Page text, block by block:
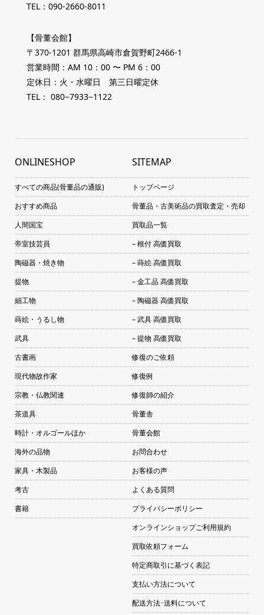
TEL：090-2660-8011
【骨董会館】
〒370-1201 群馬県高崎市倉賀野町2466-1
営業時間：AM 10：00 〜 PM 6：00
定休日：火・水曜日 第三日曜定休
TEL： 080−7933−1122
ONLINESHOP
すべての商品(骨董品の通販)
おすすめ商品
人間国宝
帝室技芸員
陶磁器・焼き物
提物
細工物
蒔絵・うるし物
武具
古書画
現代物故作家
宗教・仏教関連
茶道具
時計・オルゴールほか
海外の品物
家具・木製品
考古
書籍
SITEMAP
トップページ
骨董品・古美術品の買取査定・売却
買取品一覧
– 根付 高価買取
– 蒔絵 高価買取
– 金工品 高価買取
– 陶磁器 高価買取
– 武具 高価買取
– 提物 高価買取
修復のご依頼
修復例
修復師の紹介
骨董舎
骨董会館
お問合わせ
お客様の声
よくある質問
プライバシーポリシー
オンラインショップご利用規約
買取依頼フォーム
特定商取引に基づく表記
支払い方法について
配送方法･送料について